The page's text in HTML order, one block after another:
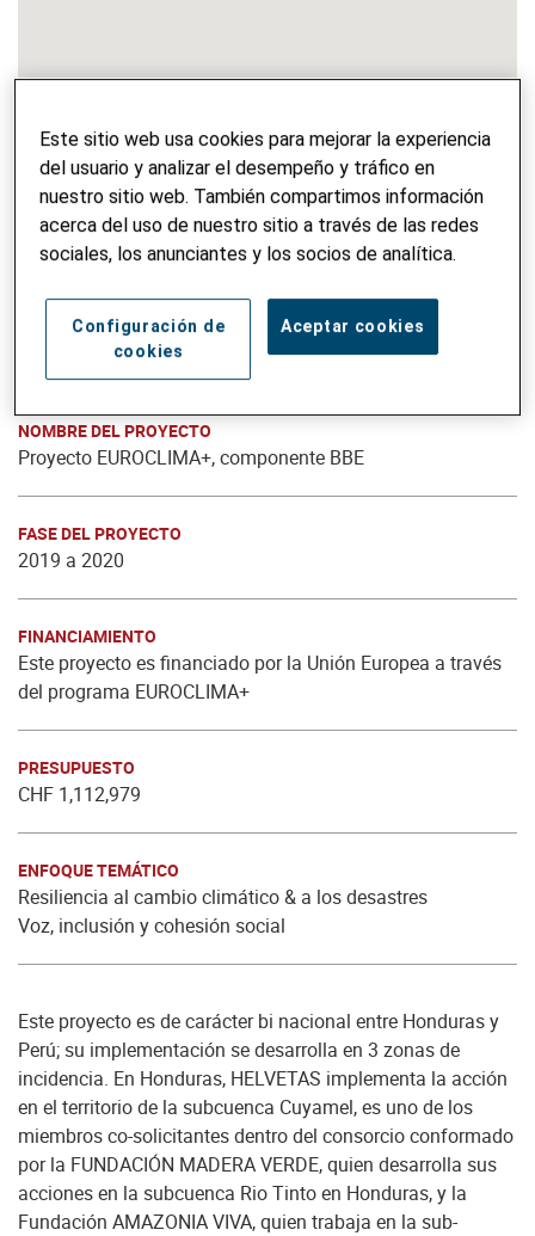
NOMBRE DEL PROYECTO
Proyecto EUROCLIMA+, componente BBE
FASE DEL PROYECTO
2019 a 2020
FINANCIAMIENTO
Este proyecto es financiado por la Unión Europea a través
del programa EUROCLIMA+
PRESUPUESTO
CHF 1,112,979
ENFOQUE TEMÁTICO
Resiliencia al cambio climático & a los desastres
Voz, inclusión y cohesión social
Este proyecto es de carácter bi nacional entre Honduras y
Perú; su implementación se desarrolla en 3 zonas de
incidencia. En Honduras, HELVETAS implementa la acción
en el territorio de la subcuenca Cuyamel, es uno de los
miembros co-solicitantes dentro del consorcio conformado
por la FUNDACIÓN MADERA VERDE, quien desarrolla sus
acciones en la subcuenca Rio Tinto en Honduras, y la
Fundación AMAZONIA VIVA, quien trabaja en la sub-
Este sitio web usa cookies para mejorar la experiencia
del usuario y analizar el desempeño y tráfico en
nuestro sitio web. También compartimos información
acerca del uso de nuestro sitio a través de las redes
sociales, los anunciantes y los socios de analítica.
Aceptar cookies
Configuración de
cookies